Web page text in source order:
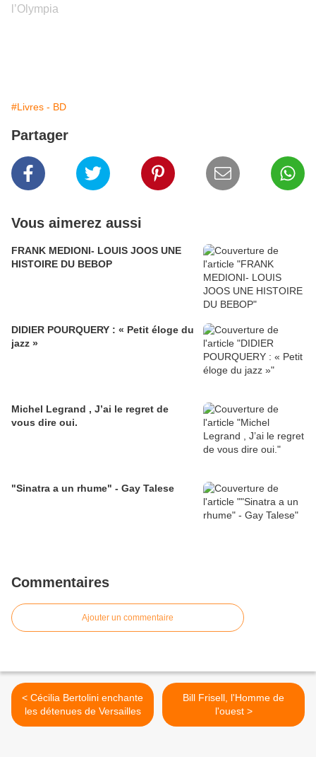
l’Olympia
#Livres - BD
Partager
Vous aimerez aussi
FRANK MEDIONI- LOUIS JOOS UNE
HISTOIRE DU BEBOP
DIDIER POURQUERY : « Petit éloge du
jazz »
Michel Legrand , J’ai le regret de
vous dire oui.
"Sinatra a un rhume" - Gay Talese
Commentaires
Ajouter un commentaire
< Cécilia Bertolini enchante
les détenues de Versailles
Bill Frisell, l'Homme de
l'ouest >